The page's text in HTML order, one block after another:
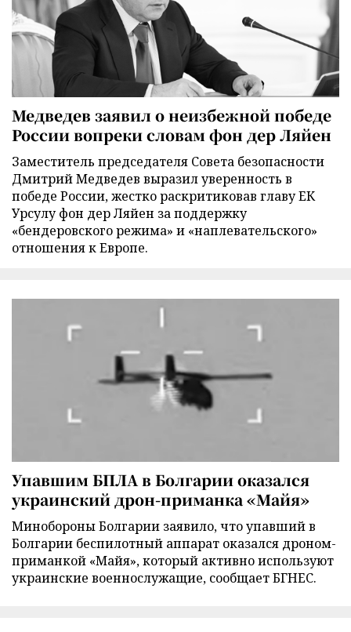
Медведев заявил о неизбежной победе
России вопреки словам фон дер Ляйен
Заместитель председателя Совета безопасности
Дмитрий Медведев выразил уверенность в
победе России, жестко раскритиковав главу ЕК
Урсулу фон дер Ляйен за поддержку
«бендеровского режима» и «наплевательского»
отношения к Европе.
Упавшим БПЛА в Болгарии оказался
украинский дрон-приманка «Майя»
Минобороны Болгарии заявило, что упавший в
Болгарии беспилотный аппарат оказался дроном-
приманкой «Майя», который активно используют
украинские военнослужащие, сообщает БГНЕС.